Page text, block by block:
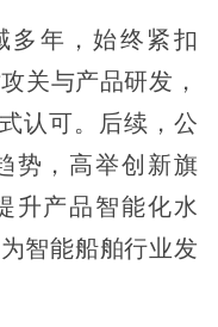
多年，始终紧扣
关与产品研发，
认可。后续，公
势，高举创新旗
升产品智能化水
智能船舶行业发